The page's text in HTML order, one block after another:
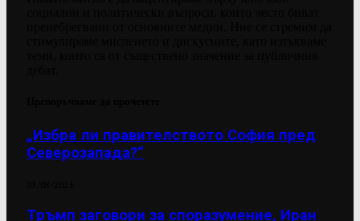
„Избра ли правителството София пред
Северозапада?“
Тръмп заговори за споразумение, Иран